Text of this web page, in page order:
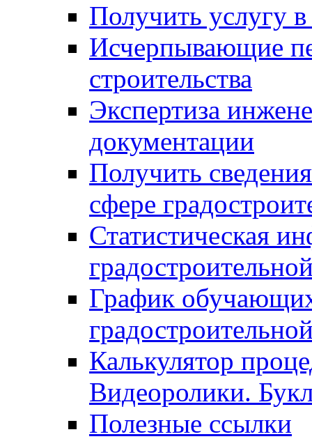
Получить услугу в
Исчерпывающие
строительства
Экспертиза
документации
Получить
сфере
Статистическая
График
Калькулятор
Видеоролики.
Полезные ссылки